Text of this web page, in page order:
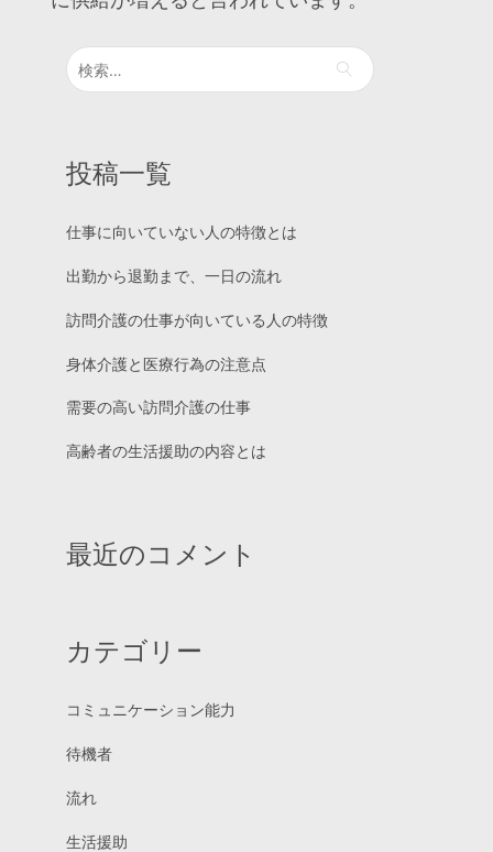
検
索:
投稿一覧
仕事に向いていない人の特徴とは
出勤から退勤まで、一日の流れ
訪問介護の仕事が向いている人の特徴
身体介護と医療行為の注意点
需要の高い訪問介護の仕事
高齢者の生活援助の内容とは
最近のコメント
カテゴリー
コミュニケーション能力
待機者
流れ
生活援助